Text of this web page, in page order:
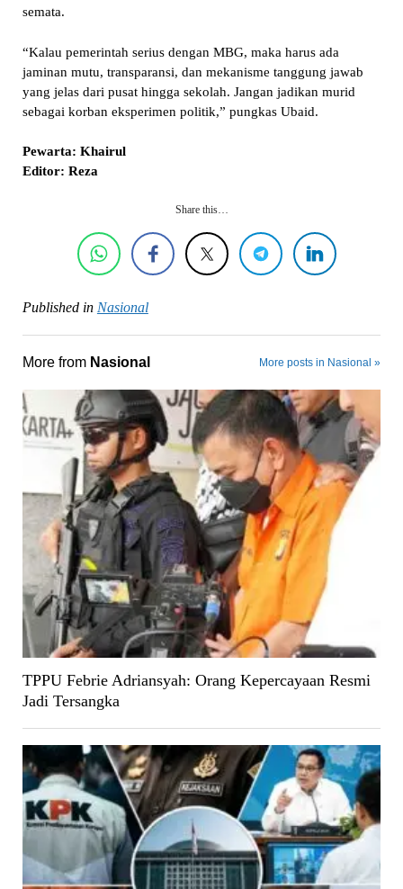
semata.
“Kalau pemerintah serius dengan MBG, maka harus ada
jaminan mutu, transparansi, dan mekanisme tanggung jawab
yang jelas dari pusat hingga sekolah. Jangan jadikan murid
sebagai korban eksperimen politik,” pungkas Ubaid.
Pewarta: Khairul
Editor: Reza
Share this…
Published in Nasional
More from Nasional More posts in Nasional »
TPPU Febrie Adriansyah: Orang Kepercayaan Resmi
Jadi Tersangka